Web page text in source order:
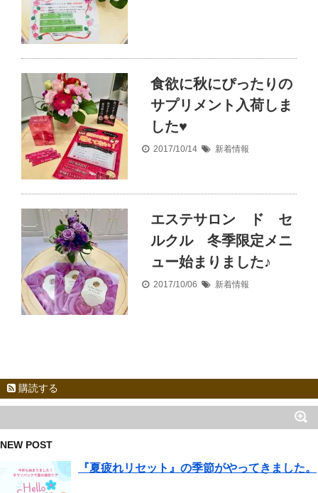
食欲に秋にぴったりの
サプリメント入荷しま
した♥
2017/10/14 新着情報
エステサロン ド セ
ルクル 冬季限定メニ
ュー始まりました♪
2017/10/06 新着情報
購読する
NEW POST
『夏疲れリセット』の季節がやってきました。